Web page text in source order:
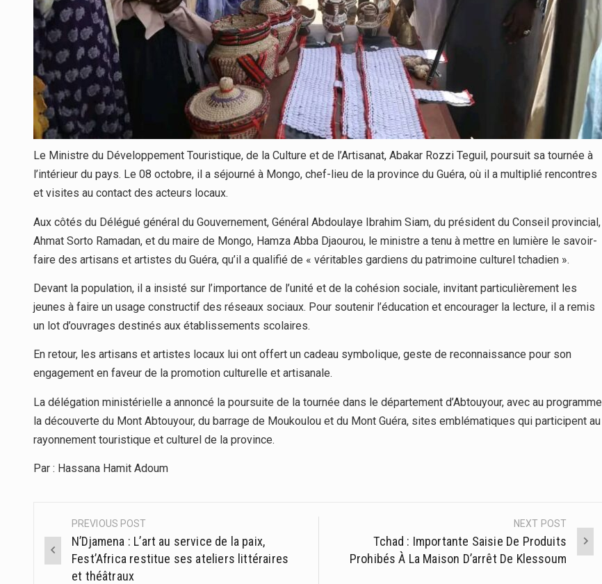
Le Ministre du Développement Touristique, de la Culture et de l’Artisanat, Abakar Rozzi Teguil, poursuit sa tournée à
l’intérieur du pays. Le 08 octobre, il a séjourné à Mongo, chef-lieu de la province du Guéra, où il a multiplié rencontres
et visites au contact des acteurs locaux.
Aux côtés du Délégué général du Gouvernement, Général Abdoulaye Ibrahim Siam, du président du Conseil provincial,
Ahmat Sorto Ramadan, et du maire de Mongo, Hamza Abba Djaourou, le ministre a tenu à mettre en lumière le savoir-
faire des artisans et artistes du Guéra, qu’il a qualifié de « véritables gardiens du patrimoine culturel tchadien ».
Devant la population, il a insisté sur l’importance de l’unité et de la cohésion sociale, invitant particulièrement les
jeunes à faire un usage constructif des réseaux sociaux. Pour soutenir l’éducation et encourager la lecture, il a remis
un lot d’ouvrages destinés aux établissements scolaires.
En retour, les artisans et artistes locaux lui ont offert un cadeau symbolique, geste de reconnaissance pour son
engagement en faveur de la promotion culturelle et artisanale.
La délégation ministérielle a annoncé la poursuite de la tournée dans le département d’Abtouyour, avec au programme
la découverte du Mont Abtouyour, du barrage de Moukoulou et du Mont Guéra, sites emblématiques qui participent au
rayonnement touristique et culturel de la province.
Par : Hassana Hamit Adoum
Post
navigation
PREVIOUS POST
N’Djamena : L’art au service de la paix,
Fest’Africa restitue ses ateliers littéraires
et théâtraux
NEXT POST
Tchad : Importante Saisie De Produits
Prohibés À La Maison D’arrêt De Klessoum